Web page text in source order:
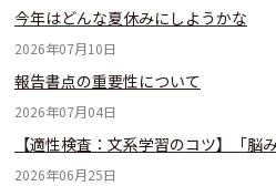
今年はどんな夏休みにしようかな
2026年07月10日
報告書点の重要性について
2026年07月04日
【適性検査：文系学習のコツ】「脳
2026年06月25日